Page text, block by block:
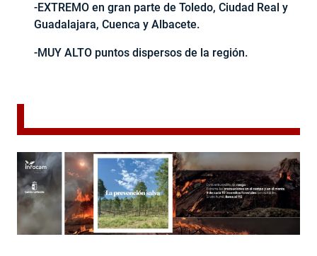
-EXTREMO en gran parte de Toledo, Ciudad Real y
Guadalajara, Cuenca y Albacete.
-MUY ALTO puntos dispersos de la región.